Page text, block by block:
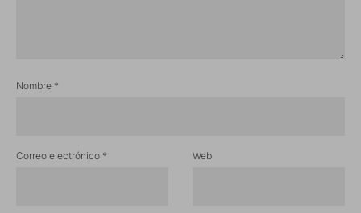
Nombre *
Correo electrónico * Web